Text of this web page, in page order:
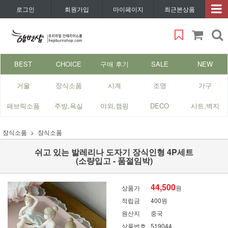
로그인 회원가입 마이페이지 최근본상품
BEST CHOICE 구매 후기 SALE NEW
거울 장식소품 시계 조명 가구
패브릭소품 주방,욕실 야외,캠핑 DECO 시트,벽지
장식소품 장식소품
쉬고 있는 발레리나 도자기 장식인형 4P세트
(소량입고 - 품절임박)
상품가 44,500원
적립금
400원
원산지
중국
상품번호 519044